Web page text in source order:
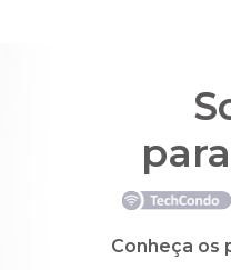
confiança
a devedores e
Além disso, com
extratos, aviso